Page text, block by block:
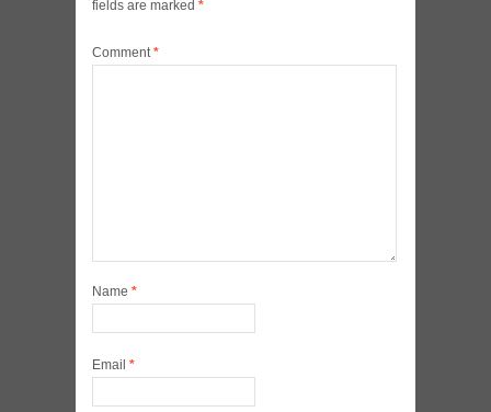
fields are marked *
Comment*
Name *
Email *